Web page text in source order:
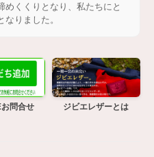
めくくりとなり、私たちにと
りました。
問合せ ジビエレザーとは